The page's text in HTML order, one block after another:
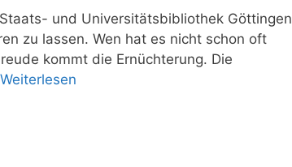
und Universitätsbibliothek Göttingen
zu lassen. Wen hat es nicht schon oft
kommt die Ernüchterung. Die
Weiterlesen